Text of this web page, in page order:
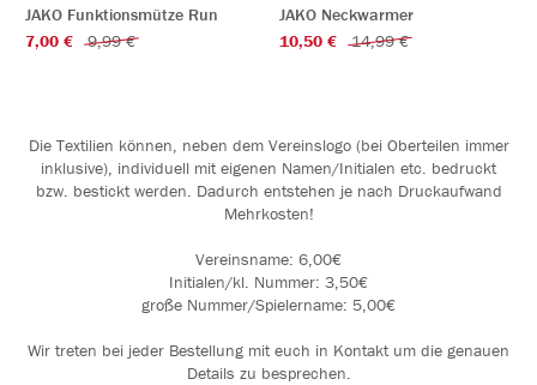
JAKO Funktionsmütze Run
7,00 €
9,99 €
JAKO Neckwarmer
10,50 €
14,99 €
Die Textilien können, neben dem Vereinslogo (bei Oberteilen immer
inklusive), individuell mit eigenen Namen/Initialen etc. bedruckt
bzw. bestickt werden. Dadurch entstehen je nach Druckaufwand
Mehrkosten!
Vereinsname: 6,00€
Initialen/kl. Nummer: 3,50€
große Nummer/Spielername: 5,00€
Wir treten bei jeder Bestellung mit euch in Kontakt um die genauen
Details zu besprechen.